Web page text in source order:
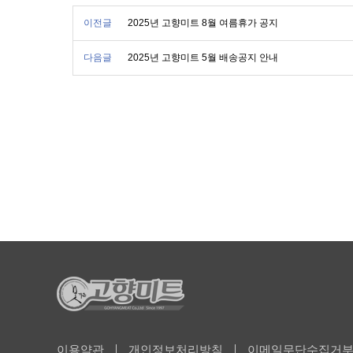
이전글 2025년 고향미트 8월 여름휴가 공지
다음글 2025년 고향미트 5월 배송공지 안내
이용약관 개인정보처리방침 이메일무단수집거부